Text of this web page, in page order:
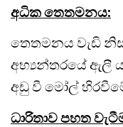
අධික තෙතමනය:
තෙතමනය වැඩි
අභ්‍යන්තරයේ ඇලී
අඩු වී මෝල්
ධාරිතාව පහත